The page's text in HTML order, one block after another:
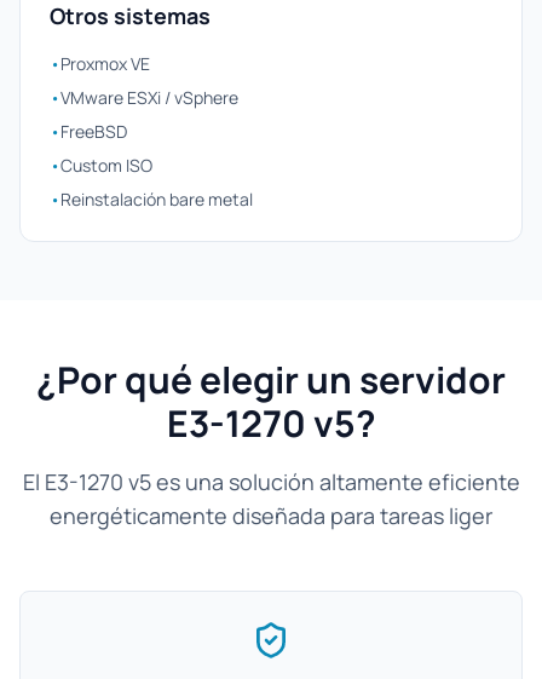
Otros sistemas
•Proxmox VE
•VMware ESXi / vSphere
•FreeBSD
•Custom ISO
•Reinstalación bare metal
¿Por qué elegir un servidor
E3-1270 v5?
El E3-1270 v5 es una solución altamente eficiente
energéticamente diseñada para tareas liger